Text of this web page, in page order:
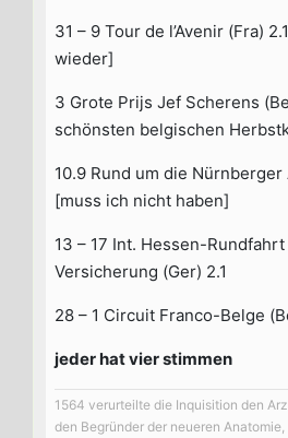
31 – 9 Tour de l’Avenir (Fra)
wieder]
3 Grote Prijs Jef Scherens
schönsten belgischen
10.9 Rund um die Nürnberger
[muss ich nicht haben]
13 – 17 Int. Hessen-
Versicherung (Ger) 2.1
28 – 1 Circuit Franco-Belge
jeder hat vier stimmen
1564 verurteilte die Inquisition den
den Begründer der neueren